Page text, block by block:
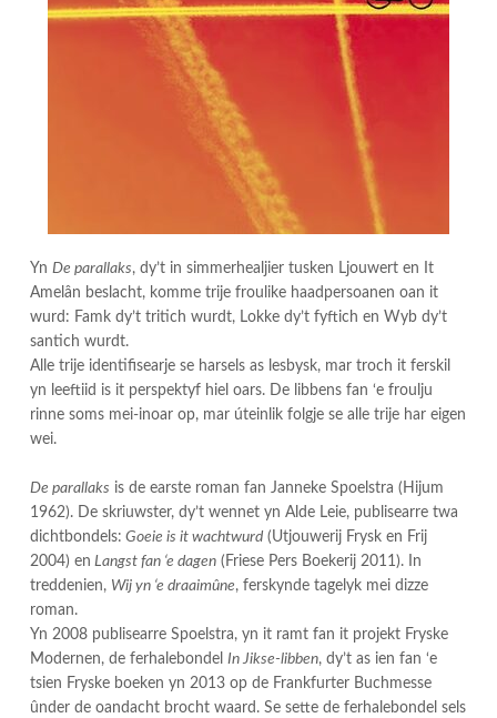
Yn De parallaks, dy’t in simmerhealjier tusken Ljouwert en It
Amelân beslacht, komme trije froulike haadpersoanen oan it
wurd: Famk dy’t tritich wurdt, Lokke dy’t fyftich en Wyb dy’t
santich wurdt.
Alle trije identifisearje se harsels as lesbysk, mar troch it ferskil
yn leeftiid is it perspektyf hiel oars. De libbens fan ‘e froulju
rinne soms mei-inoar op, mar úteinlik folgje se alle trije har eigen
wei.
De parallaks is de earste roman fan Janneke Spoelstra (Hijum
1962). De skriuwster, dy’t wennet yn Alde Leie, publisearre twa
dichtbondels: Goeie is it wachtwurd (Utjouwerij Frysk en Frij
2004) en Langst fan ‘e dagen (Friese Pers Boekerij 2011). In
treddenien, Wij yn ‘e draaimûne, ferskynde tagelyk mei dizze
roman.
Yn 2008 publisearre Spoelstra, yn it ramt fan it projekt Fryske
Modernen, de ferhalebondel In Jikse-libben, dy’t as ien fan ‘e
tsien Fryske boeken yn 2013 op de Frankfurter Buchmesse
ûnder de oandacht brocht waard. Se sette de ferhalebondel sels